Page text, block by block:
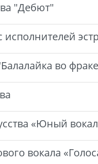
"Дебют"
во
«Юный
вокала